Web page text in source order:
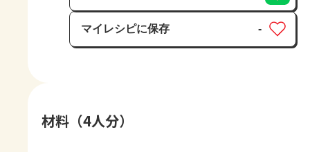
マイレシピに保存
保存済み
-
材料（4人分）